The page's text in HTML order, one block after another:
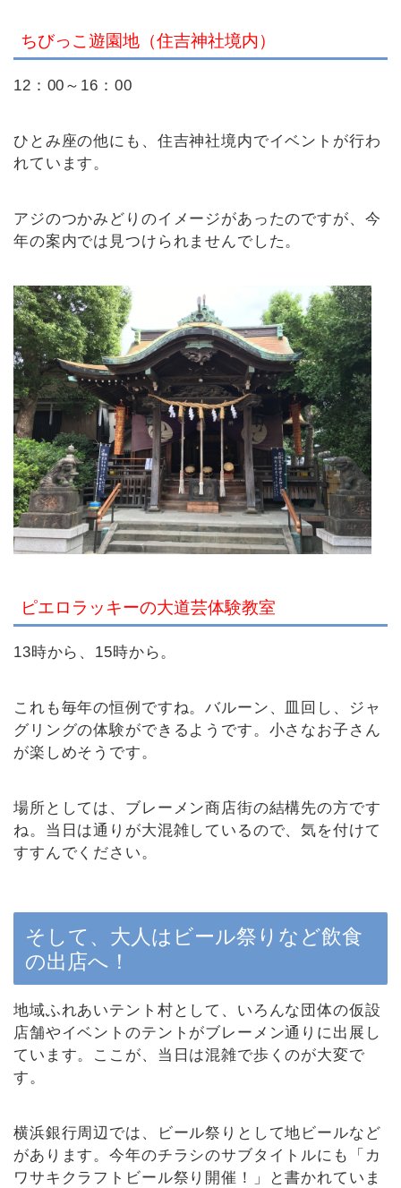
ちびっこ遊園地（住吉神社境内）
12：00～16：00
ひとみ座の他にも、住吉神社境内でイベントが行わ
れています。
アジのつかみどりのイメージがあったのですが、今
年の案内では見つけられませんでした。
ピエロラッキーの大道芸体験教室
13時から、15時から。
これも毎年の恒例ですね。バルーン、皿回し、ジャ
グリングの体験ができるようです。小さなお子さん
が楽しめそうです。
場所としては、ブレーメン商店街の結構先の方です
ね。当日は通りが大混雑しているので、気を付けて
すすんでください。
そして、大人はビール祭りなど飲食
の出店へ！
地域ふれあいテント村として、いろんな団体の仮設
店舗やイベントのテントがブレーメン通りに出展し
ています。ここが、当日は混雑で歩くのが大変で
す。
横浜銀行周辺では、ビール祭りとして地ビールなど
があります。今年のチラシのサブタイトルにも「カ
ワサキクラフトビール祭り開催！」と書かれていま